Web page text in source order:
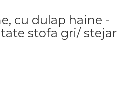
cu dulap haine -
stofa gri/ stejar